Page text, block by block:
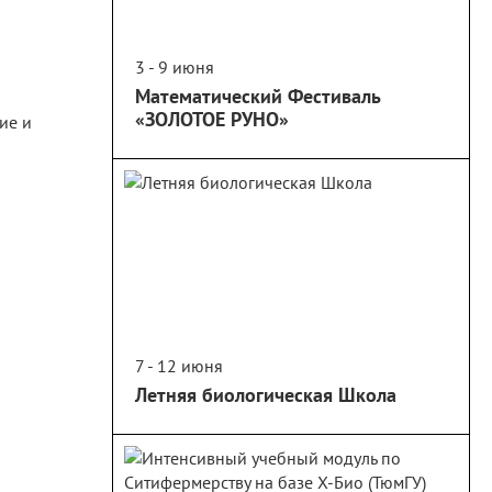
3 - 9 июня
Математический Фестиваль
«ЗОЛОТОЕ РУНО»
7 - 12 июня
Летняя биологическая Школа